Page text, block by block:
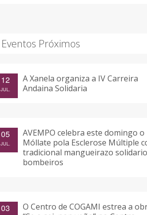
Eventos Próximos
A Xanela organiza a IV Carreira
Andaina Solidaria
12
JUL.
AVEMPO celebra este domingo o
Móllate pola Esclerose Múltiple
tradicional mangueirazo
bombeiros
05
JUL.
O Centro de COGAMI estrea a
03